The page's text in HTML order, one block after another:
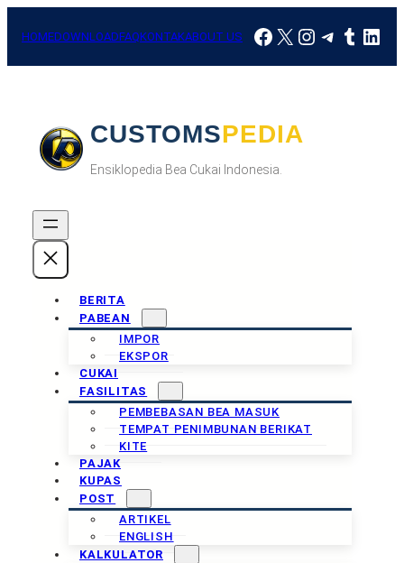
HOMEDOWNLOADFAQKONTAKABOUT US Facebook
X Instagram
CUSTOMSPEDIA
Ensiklopedia Bea Cukai Indonesia.
BERITA
PABEAN
IMPOR
EKSPOR
CUKAI
FASILITAS
PEMBEBASAN BEA MASUK
TEMPAT PENIMBUNAN BERIKAT
KITE
PAJAK
KUPAS
POST
ARTIKEL
ENGLISH
KALKULATOR